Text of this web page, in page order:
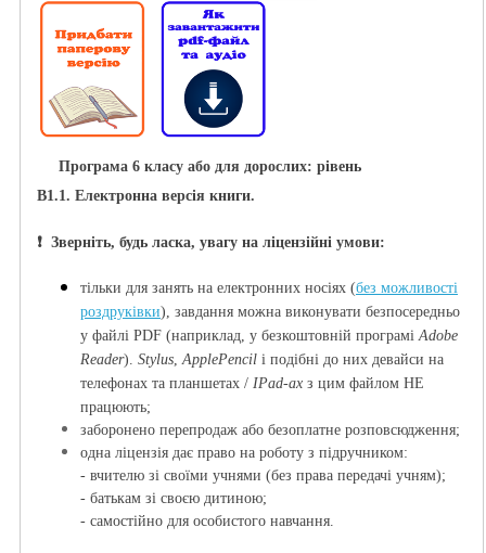
Програма 6 класу або для дорослих: рівень
В1.1. Електронна версія книги.
❗️ Зверніть, будь ласка, увагу на ліцензійні умови:
тільки для занять на електронних носіях (без можливості
роздруківки), завдання можна виконувати безпосередньо
у файлі PDF (наприклад, у безкоштовній програмі Adobe
Reader). Stylus ApplePencil і подібні до них девайси на
телефонах та планшетах / IPad-ах з цим файлом НЕ
працюють;
заборонено перепродаж або безоплатне розповсюдження;
одна ліцензія дає право на роботу з підручником:
- вчителю зі своїми учнями (без права передачі учням);
- батькам зі своєю дитиною;
- самостійно для особистого навчання.